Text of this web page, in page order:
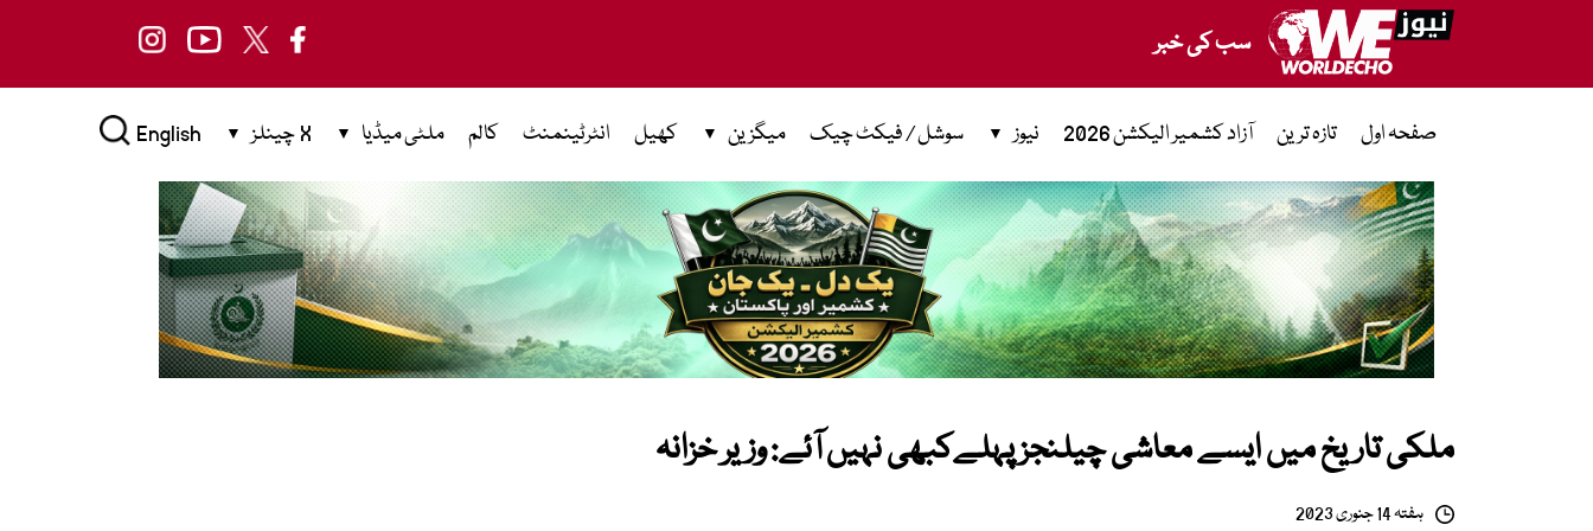
سب کی خبر
صفحہ اول تازہ ترین آزاد کشمیر الیکشن 2026 نیوز سوشل / فیکٹ چیک میگزین کھیل انٹرٹینمنٹ کالم ملٹی میڈیا X چینلز English
ملکی تاریخ میں ایسے معاشی چیلنجز پہلےکبھی نہیں آئے: وزیر خزانہ
ہفتہ 14 جنوری 2023